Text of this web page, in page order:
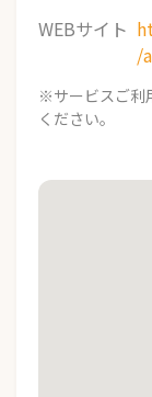
WEBサイト
/
※サービスご利
ください。